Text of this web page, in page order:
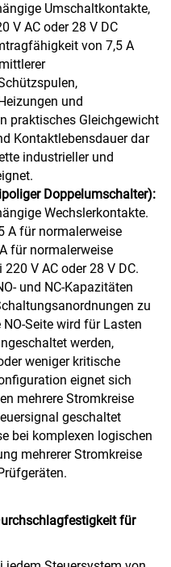
Umschaltkontakte,
V AC oder 28 V DC
von 7,5 A
und
praktisches Gleichgewicht
Kontaktlebensdauer dar
industrieller und
Doppelumschalter):
Wechslerkontakte.
A für normalerweise
für normalerweise
V AC oder 28 V DC.
und NC-Kapazitäten
zu
Seite wird für Lasten
werden,
weniger kritische
eignet sich
mehrere Stromkreise
geschaltet
bei komplexen logischen
mehrerer Stromkreise
für